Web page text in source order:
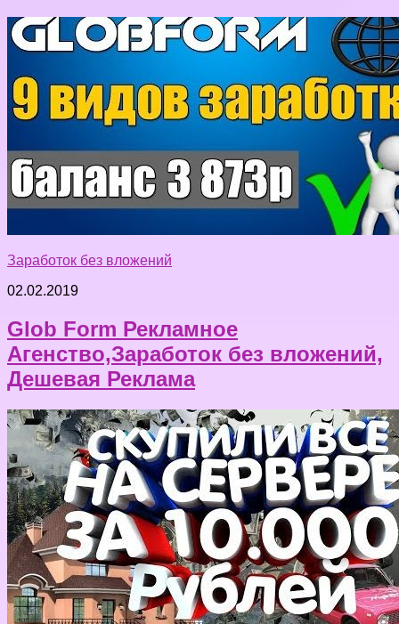
Заработок без вложений
02.02.2019
Glob Form Рекламное
Агенство,Заработок без вложений,
Дешевая Реклама